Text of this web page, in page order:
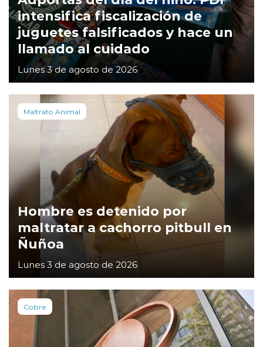
intensifica fiscalización de
juguetes falsificados y hace un
llamado al cuidado
Lunes 3 de agosto de 2026
Maltrato Animal
Hombre es detenido por
maltratar a cachorro pitbull en
Ñuñoa
Lunes 3 de agosto de 2026
Cobre